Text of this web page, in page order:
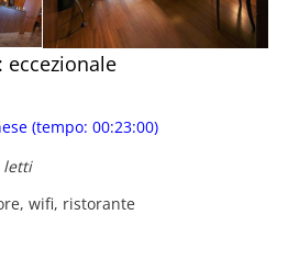
eccezionale
(tempo: 00:23:00)
letti
wifi, ristorante